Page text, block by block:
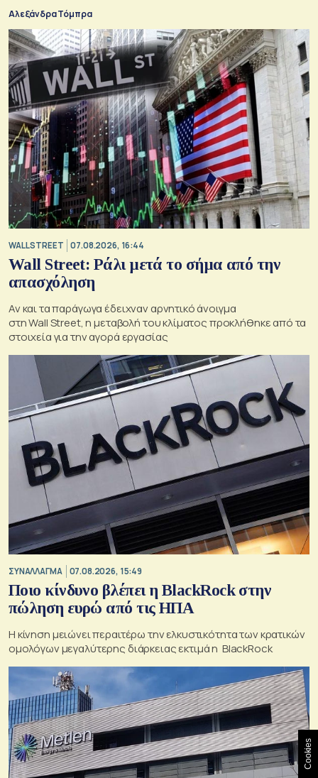
Αλεξάνδρα Τόμπρα
WALL STREET 07.08.2026, 16:44
Wall Street: Ράλι μετά το σήμα από την
απασχόληση
Αν και τα παράγωγα έδειχναν αρνητικό άνοιγμα
στη Wall Street, η μεταβολή του κλίματος προκλήθηκε από τα
στοιχεία για την αγορά εργασίας
ΣΥΝΑΛΛΑΓΜΑ 07.08.2026, 15:49
Ποιο κίνδυνο βλέπει η BlackRock στην
πώληση ευρώ από τις ΗΠΑ
Η κίνηση μειώνει περαιτέρω την ελκυστικότητα των κρατικών
ομολόγων μεγαλύτερης διάρκειας εκτιμά η BlackRock
Cookies